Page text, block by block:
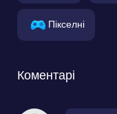
Пікселні
Коментарі